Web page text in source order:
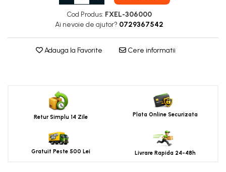
Cod Produs: FXEL-306000
Ai nevoie de ajutor? 0729367542
Adauga la Favorite Cere informatii
Retur Simplu 14 Zile Plata Online Securizata
Gratuit Peste 500 Lei Livrare Rapida 24-48h